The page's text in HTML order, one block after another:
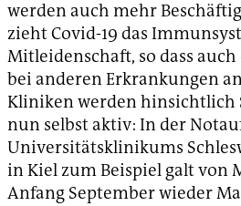
werden auch mehr
zieht Covid-19 das
Mitleidenschaft, so dass
bei anderen Erkrankungen
Kliniken werden hinsichtlich
nun selbst aktiv: In der
Universitätsklinikums
in Kiel zum Beispiel galt von
Anfang September wieder